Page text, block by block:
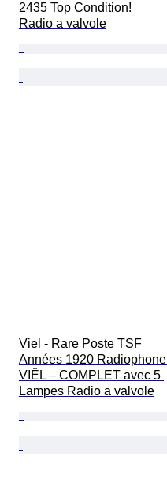
2435 Top Condition!
Radio a valvole
Viel - Rare Poste TSF
Années 1920 Radiophone
VIËL – COMPLET avec 5
Lampes Radio a valvole